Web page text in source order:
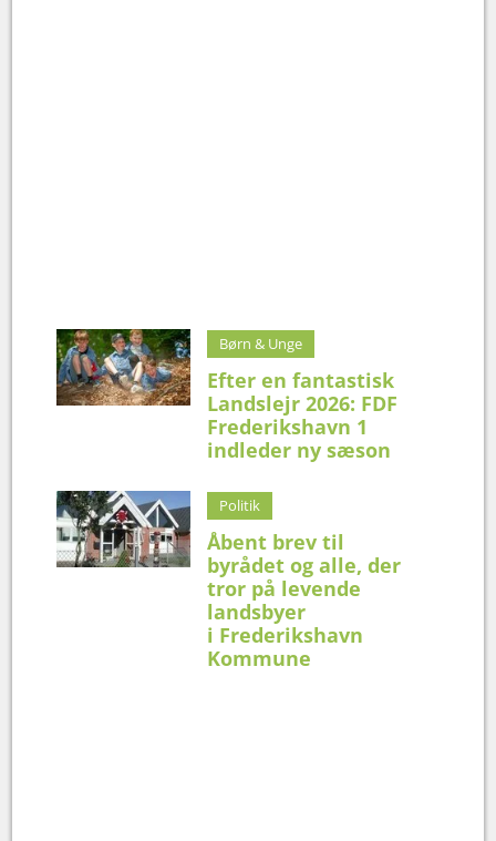
Børn & Unge
Efter en fantastisk
Landslejr 2026: FDF
Frederikshavn 1
indleder ny sæson
Politik
Åbent brev til
byrådet og alle, der
tror på levende
landsbyer
i Frederikshavn
Kommune